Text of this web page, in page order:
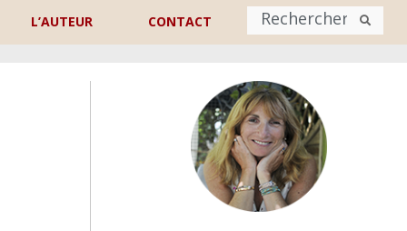
L’AUTEUR CONTACT
Nom